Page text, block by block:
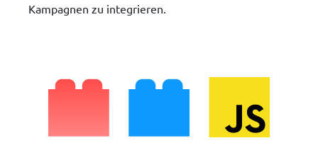
Kampagnen zu integrieren.